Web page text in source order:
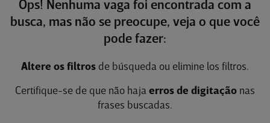
Ops! Nenhuma vaga foi encontrada com a
busca, mas não se preocupe, veja o que você
pode fazer:
Altere os filtros de búsqueda ou elimine los filtros.
Certifique-se de que não haja erros de digitação nas
frases buscadas.